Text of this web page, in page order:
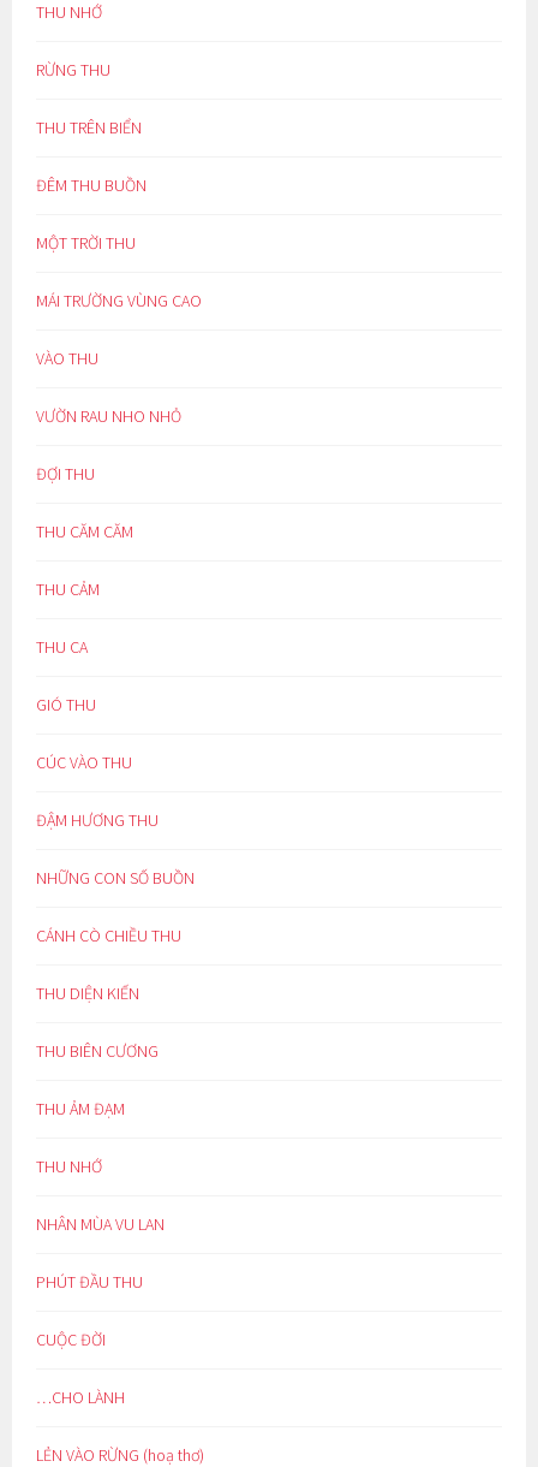
THU NHỚ
RỪNG THU
THU TRÊN BIỂN
ĐÊM THU BUỒN
MỘT TRỜI THU
MÁI TRƯỜNG VÙNG CAO
VÀO THU
VƯỜN RAU NHO NHỎ
ĐỢI THU
THU CĂM CĂM
THU CẢM
THU CA
GIÓ THU
CÚC VÀO THU
ĐẬM HƯƠNG THU
NHỮNG CON SỐ BUỒN
CÁNH CÒ CHIỀU THU
THU DIỆN KIẾN
THU BIÊN CƯƠNG
THU ẢM ĐẠM
THU NHỚ
NHÂN MÙA VU LAN
PHÚT ĐẦU THU
CUỘC ĐỜI
…CHO LÀNH
LẺN VÀO RỪNG (hoạ thơ)